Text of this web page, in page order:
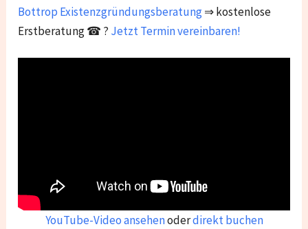
Bottrop Existenzgründungsberatung⇒ kostenlose
Erstberatung ☎ ? Jetzt Termin vereinbaren!
YouTube-Video ansehenoderdirekt buchen